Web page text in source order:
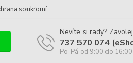
soukromí
Nevíte si rady?
737 570 074
Po-Pá od 9:00 do 16:00